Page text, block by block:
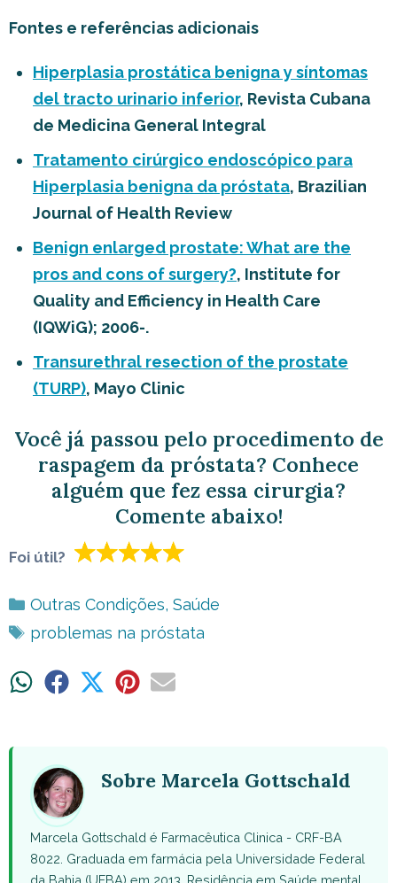
Fontes e referências adicionais
Hiperplasia prostática benigna y síntomas
del tracto urinario inferior, Revista Cubana
de Medicina General Integral
Tratamento cirúrgico endoscópico para
Hiperplasia benigna da próstata, Brazilian
Journal of Health Review
Benign enlarged prostate: What are the
pros and cons of surgery?, Institute for
Quality and Efficiency in Health Care
(IQWiG); 2006-.
Transurethral resection of the prostate
(TURP), Mayo Clinic
Você já passou pelo procedimento de
raspagem da próstata? Conhece
alguém que fez essa cirurgia?
Comente abaixo!
Foi útil?
Categorias
Outras Condições, Saúde
Tags
problemas na próstata
ShareShare ShareShareShare
Sobre Marcela Gottschald
Marcela Gottschald é Farmacêutica Clinica - CRF-BA
8022. Graduada em farmácia pela Universidade Federal